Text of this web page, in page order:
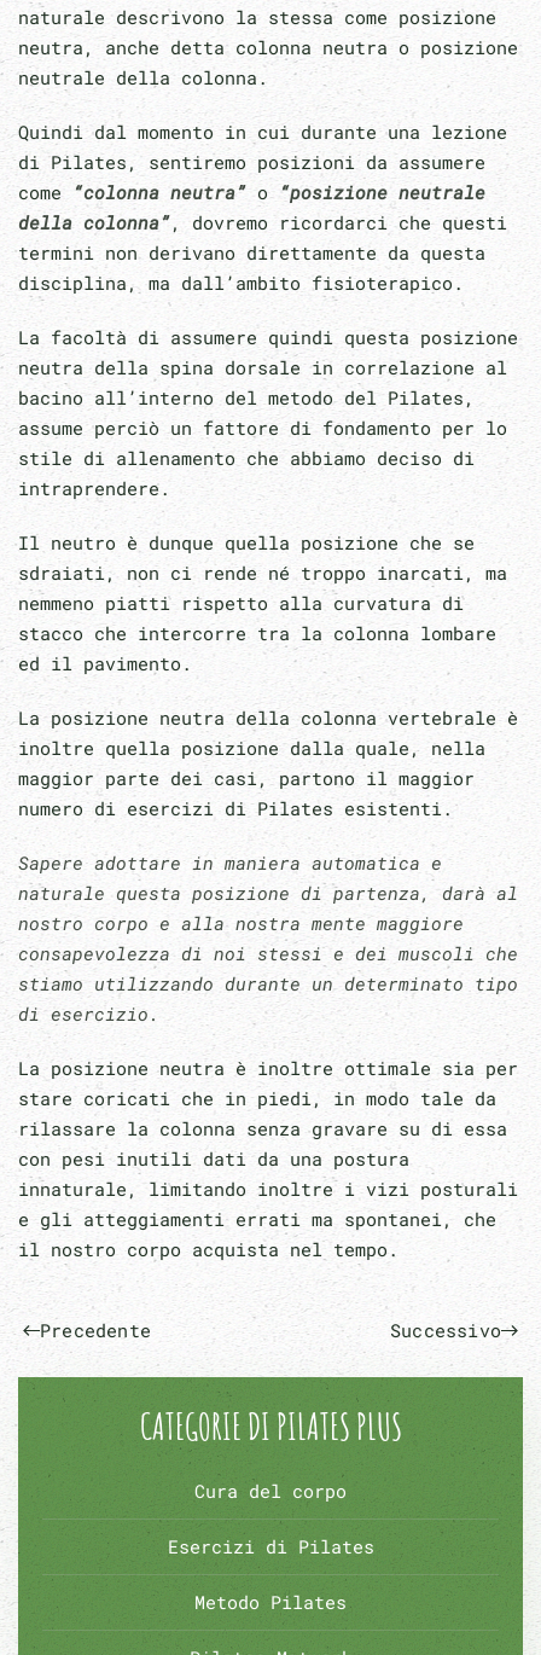
naturale descrivono la stessa come posizione
neutra, anche detta colonna neutra o posizione
neutrale della colonna.
Quindi dal momento in cui durante una lezione
di Pilates, sentiremo posizioni da assumere
come “colonna neutra” o “posizione neutrale
della colonna”, dovremo ricordarci che questi
termini non derivano direttamente da questa
disciplina, ma dall’ambito fisioterapico.
La facoltà di assumere quindi questa posizione
neutra della spina dorsale in correlazione al
bacino all’interno del metodo del Pilates,
assume perciò un fattore di fondamento per lo
stile di allenamento che abbiamo deciso di
intraprendere.
Il neutro è dunque quella posizione che se
sdraiati, non ci rende né troppo inarcati, ma
nemmeno piatti rispetto alla curvatura di
stacco che intercorre tra la colonna lombare
ed il pavimento.
La posizione neutra della colonna vertebrale è
inoltre quella posizione dalla quale, nella
maggior parte dei casi, partono il maggior
numero di esercizi di Pilates esistenti.
Sapere adottare in maniera automatica e
naturale questa posizione di partenza, darà al
nostro corpo e alla nostra mente maggiore
consapevolezza di noi stessi e dei muscoli che
stiamo utilizzando durante un determinato tipo
di esercizio.
La posizione neutra è inoltre ottimale sia per
stare coricati che in piedi, in modo tale da
rilassare la colonna senza gravare su di essa
con pesi inutili dati da una postura
innaturale, limitando inoltre i vizi posturali
e gli atteggiamenti errati ma spontanei, che
il nostro corpo acquista nel tempo.
Precedente Successivo
CATEGORIE DI PILATES PLUS
Cura del corpo
Esercizi di Pilates
Metodo Pilates